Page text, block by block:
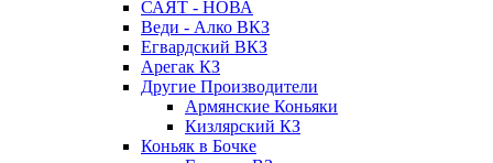
САЯТ - НОВА
Веди - Алко ВКЗ
Егвардский ВКЗ
Арегак КЗ
Другие Производители
Армянские Коньяки
Кизлярский КЗ
Коньяк в Бочке